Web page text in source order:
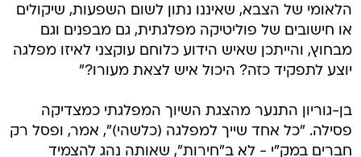
הלאומי של הצבא, שאיננו נתון לשום השפעות, שיקולים
או חישובים של פוליטיקה מפלגתית, גם מבפנים וגם
מבחוץ, והייתכן שאיש הידוע כלוחם עוקצני לאיזו מפלגה
יוצע לתפקיד כזה? היכול איש לצאת מעורו?"
בן-גוריון התנער מהצגת השיוך המפלגתי כמצדיקה
פסילה. "כל אחד שייך למפלגה (כלשהי)", אמר, ופסל רק
חברים במק"י - לא ב"חירות", שאותה נהג להצמיד